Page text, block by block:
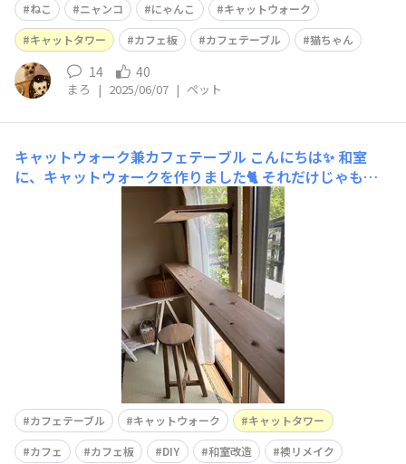
ねこ ニャンコ にゃんこ
キャットウォーク
キャットタワー
カフェ板 カフェテーブル 猫ちゃん
14 40
まろ | 2025/06/07 | ペット
キャットウォーク兼カフェテーブル こんにちは✨ 和室
に、キャットウォークを作りました🐈 それだけじゃもっ
たいない⁉︎ カインズさんでカフェ板を購入✨ カフェテー
ブルにもなりました〜☕️
カフェテーブル キャットウォーク
キャットタワー
カフェ
カフェ板 DIY 和室改造
襖リメイク